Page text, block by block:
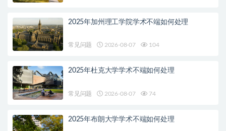
2025年加州理工学院学术不端如何处理
常见问题 2026-08-07 104
2025年杜克大学学术不端如何处理
常见问题 2026-08-07 74
2025年布朗大学学术不端如何处理